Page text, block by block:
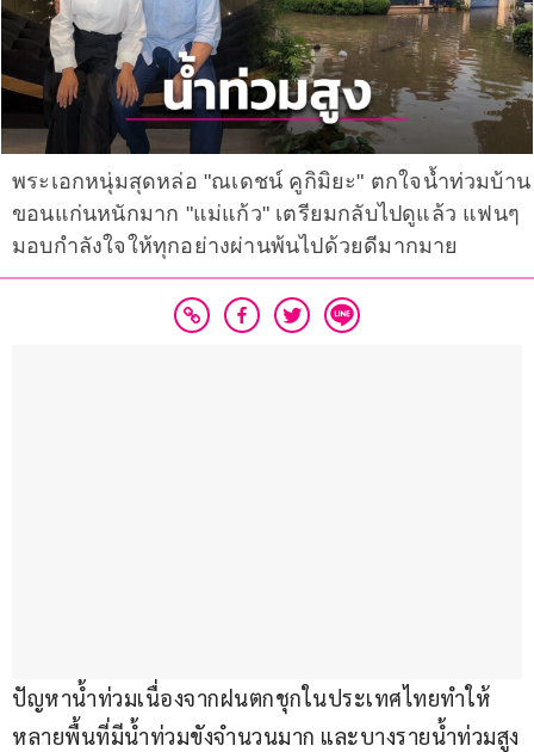
พระเอกหนุ่มสุดหล่อ "ณเดชน์ คูกิมิยะ" ตกใจน้ำท่วมบ้าน
ขอนแก่นหนักมาก "แม่แก้ว" เตรียมกลับไปดูแล้ว แฟนๆ
มอบกำลังใจให้ทุกอย่างผ่านพ้นไปด้วยดีมากมาย
ปัญหาน้ำท่วมเนื่องจากฝนตกชุกในประเทศไทยทำให้
หลายพื้นที่มีน้ำท่วมขังจำนวนมาก และบางรายน้ำท่วมสูง